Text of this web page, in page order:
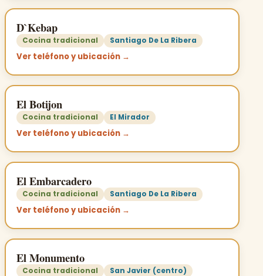
D`Kebap
Cocina tradicional Santiago De La Ribera
Ver teléfono y ubicación →
El Botijon
Cocina tradicional El Mirador
Ver teléfono y ubicación →
El Embarcadero
Cocina tradicional Santiago De La Ribera
Ver teléfono y ubicación →
El Monumento
Cocina tradicional San Javier (centro)